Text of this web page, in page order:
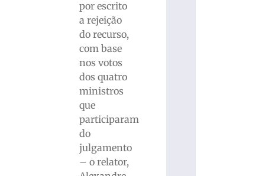
por escrito
a rejeição
do recurso,
com base
nos votos
dos quatro
ministros
que
participaram
do
julgamento
– o relator,